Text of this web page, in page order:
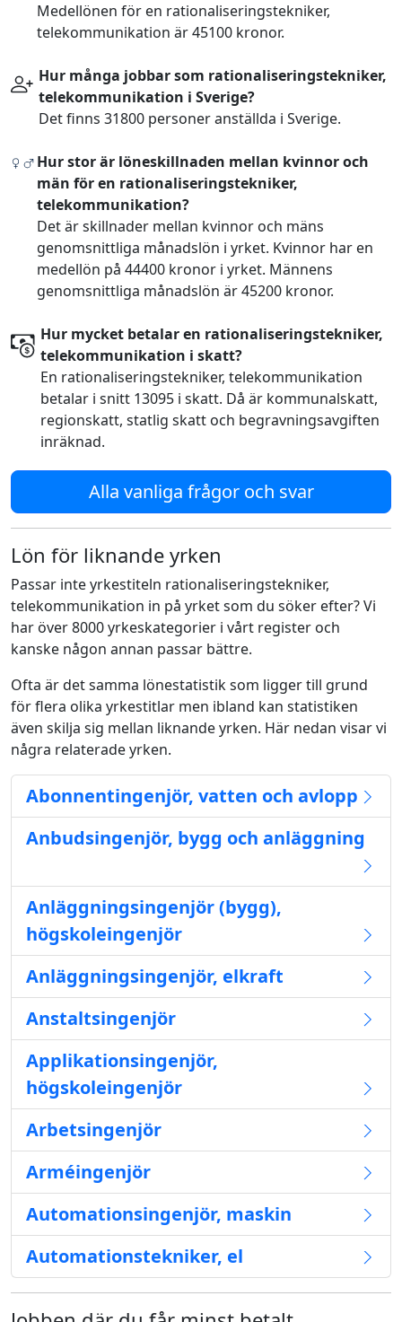
Medellönen för en rationaliseringstekniker,
telekommunikation är 45100 kronor.
Hur många jobbar som rationaliseringstekniker,
telekommunikation i Sverige?
Det finns 31800 personer anställda i Sverige.
Hur stor är löneskillnaden mellan kvinnor och
män för en rationaliseringstekniker,
telekommunikation?
Det är skillnader mellan kvinnor och mäns
genomsnittliga månadslön i yrket. Kvinnor har en
medellön på 44400 kronor i yrket. Männens
genomsnittliga månadslön är 45200 kronor.
Hur mycket betalar en rationaliseringstekniker,
telekommunikation i skatt?
En rationaliseringstekniker, telekommunikation
betalar i snitt 13095 i skatt. Då är kommunalskatt,
regionskatt, statlig skatt och begravningsavgiften
inräknad.
Alla vanliga frågor och svar
Lön för liknande yrken
Passar inte yrkestiteln rationaliseringstekniker,
telekommunikation in på yrket som du söker efter? Vi
har över 8000 yrkeskategorier i vårt register och
kanske någon annan passar bättre.
Ofta är det samma lönestatistik som ligger till grund
för flera olika yrkestitlar men ibland kan statistiken
även skilja sig mellan liknande yrken. Här nedan visar vi
några relaterade yrken.
Abonnentingenjör, vatten och avlopp
Anbudsingenjör, bygg och anläggning
Anläggningsingenjör (bygg),
högskoleingenjör
Anläggningsingenjör, elkraft
Anstaltsingenjör
Applikationsingenjör,
högskoleingenjör
Arbetsingenjör
Arméingenjör
Automationsingenjör, maskin
Automationstekniker, el